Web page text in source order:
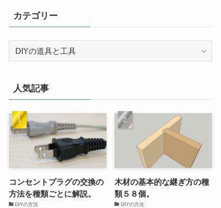
カテゴリー
ー
人気記事
コンセントプラグの交換の
方法を種類ごとに解説。
DIYの方法
木材の基本的な継ぎ方の種
類５８個。
DIYの方法